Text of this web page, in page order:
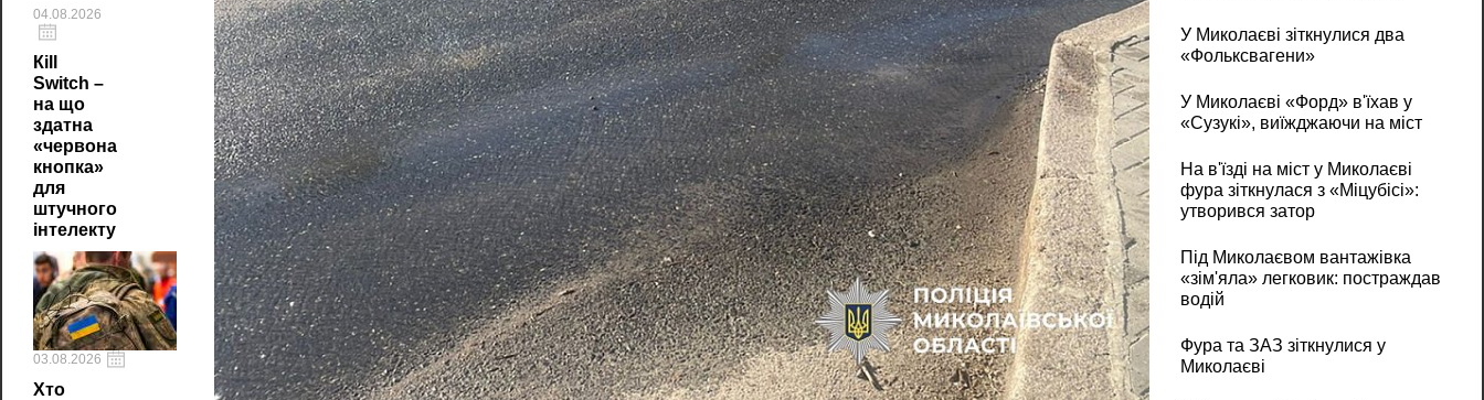
04.08.2026
Кill
Switch –
на що
здатна
«червона
кнопка»
для
штучного
інтелекту
03.08.2026
Хто
У Миколаєві зіткнулися два
«Фольксвагени»
У Миколаєві «Форд» в'їхав у
«Сузукі», виїжджаючи на міст
На в'їзді на міст у Миколаєві
фура зіткнулася з «Міцубісі»:
утворився затор
Під Миколаєвом вантажівка
«зім'яла» легковик: постраждав
водій
Фура та ЗАЗ зіткнулися у
Миколаєві